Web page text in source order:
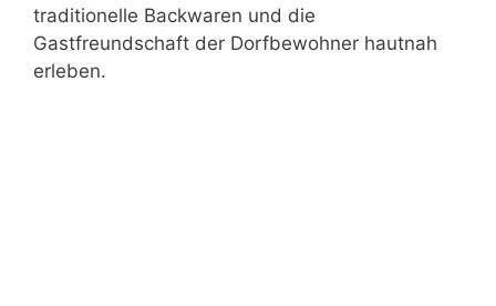
traditionelle Backwaren und die
Gastfreundschaft der Dorfbewohner hautnah
erleben.